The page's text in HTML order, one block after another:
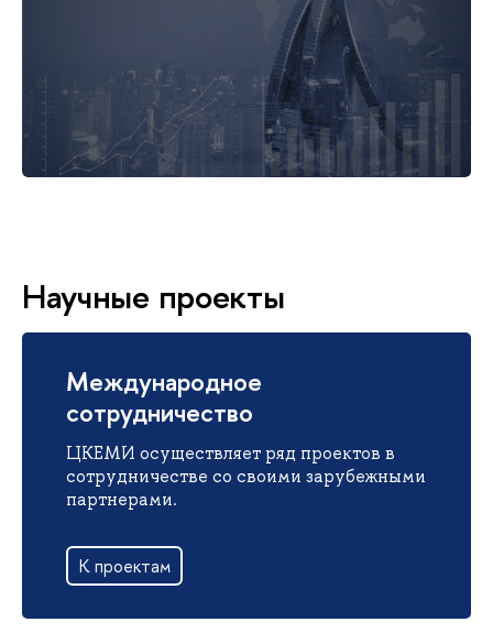
Научные проекты
Международное
сотрудничество
ЦКЕМИ осуществляет ряд проектов в
сотрудничестве со своими зарубежными
партнерами.
К проектам